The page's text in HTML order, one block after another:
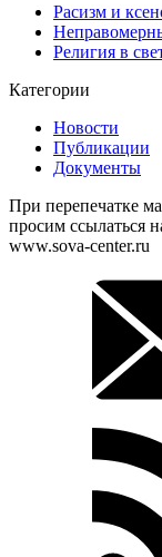
Расизм и
Религия в
Категории
Новости
Публикации
Документы
При перепечатке
просим ссылаться
www.sova-center.ru